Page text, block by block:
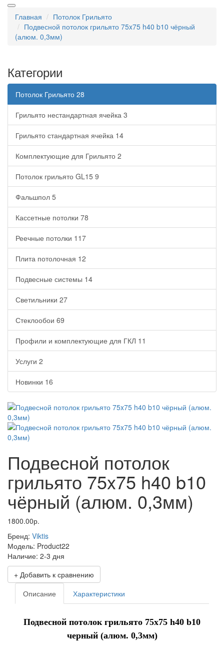
Главная
Потолок Грильято
Подвесной потолок грильято 75x75 h40 b10 чёрный
(алюм. 0,3мм)
Категории
Потолок Грильято 28
Грильято нестандартная ячейка 3
Грильято стандартная ячейка 14
Комплектующие для Грильято 2
Потолок грильято GL15 9
Фальшпол 5
Кассетные потолки 78
Реечные потолки 117
Плита потолочная 12
Подвесные системы 14
Светильники 27
Стеклообои 69
Профили и комплектующие для ГКЛ 11
Услуги 2
Новинки 16
Подвесной потолок
грильято 75x75 h40 b10
чёрный (алюм. 0,3мм)
1800.00р.
Бренд: Viktis
Модель: Product22
Наличие: 2-3 дня
+ Добавить к сравнению
Описание
Характеристики
Подвесной потолок грильято 75x75 h40 b10
черный (алюм. 0,3мм)